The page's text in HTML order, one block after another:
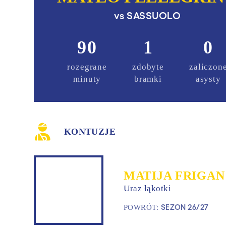
vs SASSUOLO
90
rozegrane
minuty
1
zdobyte
bramki
0
asysty
KONTUZJE
MATIJA FRIGAN
Uraz łąkotki
POWRÓT: SEZON 26/27